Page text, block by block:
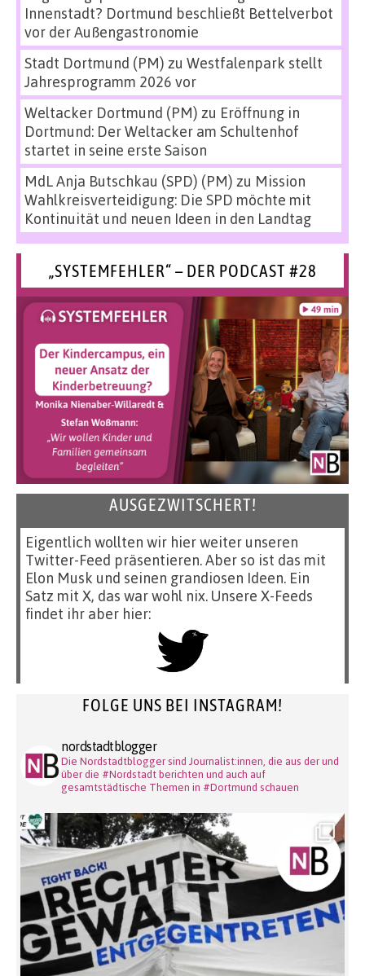
Innenstadt? Dortmund beschließt Bettelverbot
vor der Außengastronomie
Stadt Dortmund (PM) zu Westfalenpark stellt
Jahresprogramm 2026 vor
Weltacker Dortmund (PM) zu Eröffnung in
Dortmund: Der Weltacker am Schultenhof
startet in seine erste Saison
MdL Anja Butschkau (SPD) (PM) zu Mission
Wahlkreisverteidigung: Die SPD möchte mit
Kontinuität und neuen Ideen in den Landtag
„SYSTEMFEHLER“ – DER PODCAST #28
AUSGEZWITSCHERT!
Eigentlich wollten wir hier weiter unseren
Twitter-Feed präsentieren. Aber so ist das mit
Elon Musk und seinen grandiosen Ideen. Ein
Satz mit X, das war wohl nix. Unsere X-Feeds
findet ihr aber hier:
FOLGE UNS BEI INSTAGRAM!
nordstadtblogger
Die Nordstadtblogger sind Journalist:innen, die aus der und
über die #Nordstadt berichten und auch auf
gesamtstädtische Themen in #Dortmund schauen